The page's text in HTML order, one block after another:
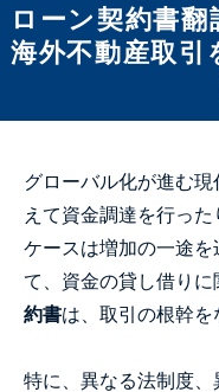
ローン契約書翻
海外不動産取引
グローバル化が進む
えて資金調達を行っ
ケースは増加の一途
て、資金の貸し借り
約書は、取引の根幹を
特に、異なる法制度